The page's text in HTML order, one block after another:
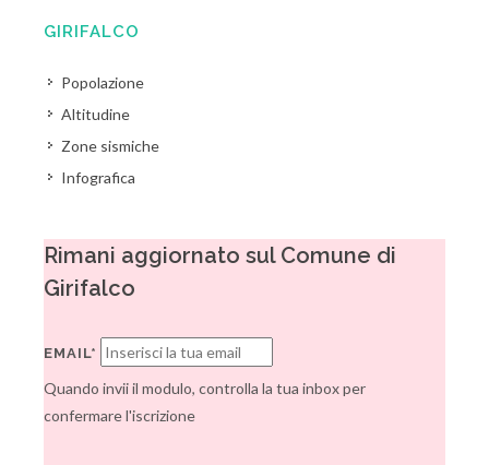
GIRIFALCO
Popolazione
Altitudine
Zone sismiche
Infografica
Rimani aggiornato sul Comune di
Girifalco
EMAIL*
Quando invii il modulo, controlla la tua inbox per
confermare l'iscrizione